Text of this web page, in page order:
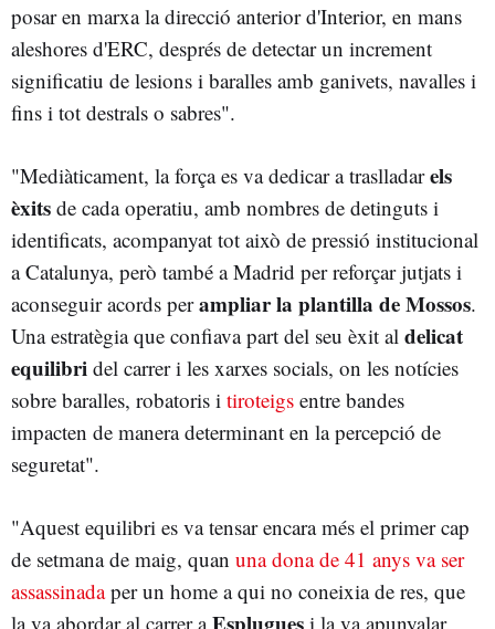
posar en marxa la direcció anterior d'Interior, en mans
aleshores d'ERC, després de detectar un increment
significatiu de lesions i baralles amb ganivets, navalles i
fins i tot destrals o sabres".
"Mediàticament, la força es va dedicar a traslladarels
èxits de cada operatiu, amb nombres de detinguts i
identificats, acompanyat tot això de pressió institucional
a Catalunya, però també a Madrid per reforçar jutjats i
aconseguir acords perampliar la plantilla de Mossos.
Una estratègia que confiava part del seu èxit al delicat
equilibri del carrer i les xarxes socials, on les notícies
sobre baralles, robatoris i tiroteigs entre bandes
impacten de manera determinant en la percepció de
seguretat".
"Aquest equilibri es va tensar encara més el primer cap
de setmana de maig, quan una dona de 41 anys va ser
assassinadaper un home a qui no coneixia de res, que
la va abordar al carrer a Esplugues i la va apunyalar.